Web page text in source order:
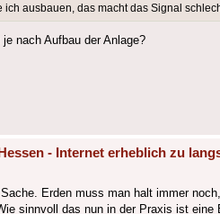
ausbauen, das macht das Signal
nach Aufbau der Anlage?
- Internet erheblich zu
Erden muss man halt immer
sinnvoll das nun in der Praxis ist